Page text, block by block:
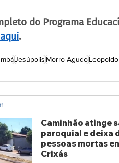
do Programa
aqui.
Jesúpolis Morro Agudo
Caminhão atinge
paroquial e deixa
pessoas mortas
Crixás